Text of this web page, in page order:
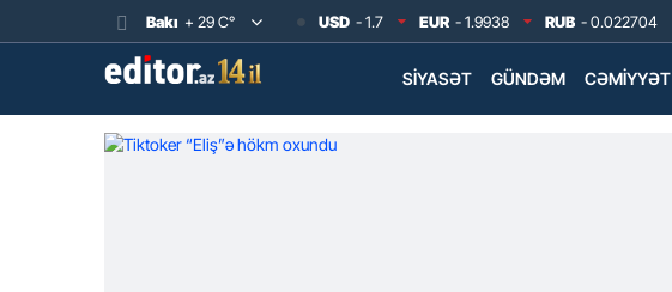
Bakı + 29 C° USD - 1.7 EUR - 1.9938 RUB - 0.022704
SIYASƏT GÜNDƏM CƏMIYYƏT